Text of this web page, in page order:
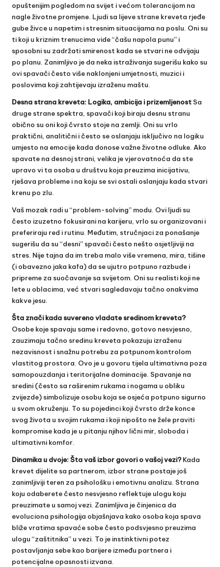
opuštenijim pogledom na svijet i većom tolerancijom na
nagle životne promjene. Ljudi sa lijeve strane kreveta rjeđe
gube živce u napetim i stresnim situacijama na poslu. Oni su
ti koji u kriznim trenucima vide “čašu napola punu” i
sposobni su zadržati smirenost kada se stvari ne odvijaju
po planu. Zanimljivo je da neka istraživanja sugerišu kako su
ovi spavači često više naklonjeni umjetnosti, muzici i
poslovima koji zahtijevaju izraženu maštu.
Desna strana kreveta: Logika, ambicija i prizemljenost Sa
druge strane spektra, spavači koji biraju desnu stranu
obično su oni koji čvrsto stoje na zemlji. Oni su vrlo
praktični, analitični i često se oslanjaju isključivo na logiku
umjesto na emocije kada donose važne životne odluke. Ako
spavate na desnoj strani, velika je vjerovatnoća da ste
upravo vi ta osoba u društvu koja preuzima inicijativu,
rješava probleme i na koju se svi ostali oslanjaju kada stvari
krenu po zlu.
Vaš mozak radi u “problem-solving” modu. Ovi ljudi su
često izuzetno fokusirani na karijeru, vrlo su organizovani i
preferiraju red i rutinu. Međutim, stručnjaci za ponašanje
sugerišu da su “desni” spavači često nešto osjetljiviji na
stres. Nije tajna da im treba malo više vremena, mira, tišine
(i obavezno jaka kafa) da se ujutro potpuno razbude i
pripreme za suočavanje sa svijetom. Oni su realisti koji ne
lete u oblacima, već stvari sagledavaju tačno onakvima
kakve jesu.
Šta znači kada suvereno vladate sredinom kreveta?
Osobe koje spavaju same i redovno, gotovo nesvjesno,
zauzimaju tačno sredinu kreveta pokazuju izraženu
nezavisnost i snažnu potrebu za potpunom kontrolom
vlastitog prostora. Ovo je u govoru tijela ultimativna poza
samopouzdanja i teritorijalne dominacije. Spavanje na
sredini (često sa raširenim rukama i nogama u obliku
zvijezde) simbolizuje osobu koja se osjeća potpuno sigurno
u svom okruženju. To su pojedinci koji čvrsto drže konce
svog života u svojim rukama i koji nipošto ne žele praviti
kompromise kada je u pitanju njihov lični mir, sloboda i
ultimativni komfor.
Dinamika u dvoje: Šta vaš izbor govori o vašoj vezi? Kada
krevet dijelite sa partnerom, izbor strane postaje još
zanimljiviji teren za psihološku i emotivnu analizu. Strana
koju odaberete često nesvjesno reflektuje ulogu koju
preuzimate u samoj vezi. Zanimljiva je činjenica da
evoluciona psihologija objašnjava kako osoba koja spava
bliže vratima spavaće sobe često podsvjesno preuzima
ulogu “zaštitnika” u vezi. To je instinktivni potez
postavljanja sebe kao barijere između partnera i
potencijalne opasnosti izvana.